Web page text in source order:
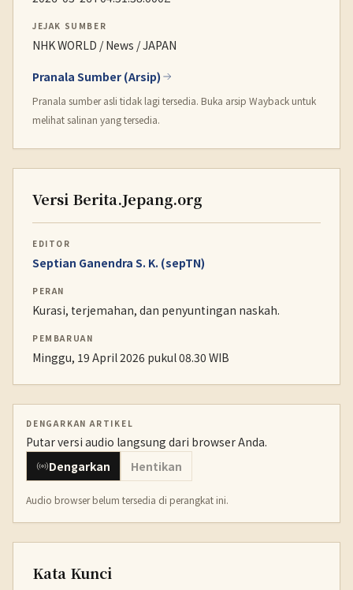
JEJAK SUMBER
NHK WORLD / News / JAPAN
Pranala Sumber (Arsip)
Pranala sumber asli tidak lagi tersedia. Buka arsip Wayback untuk
melihat salinan yang tersedia.
Versi Berita.Jepang.org
EDITOR
Septian Ganendra S. K. (sepTN)
PERAN
Kurasi, terjemahan, dan penyuntingan naskah.
PEMBARUAN
Minggu, 19 April 2026 pukul 08.30 WIB
DENGARKAN ARTIKEL
Putar versi audio langsung dari browser Anda.
Dengarkan
Hentikan
Audio browser belum tersedia di perangkat ini.
Kata Kunci